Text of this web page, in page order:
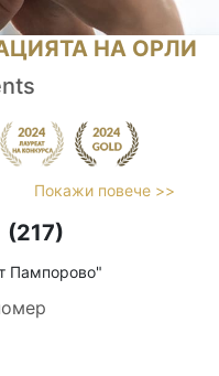
НА ОРЛИ
Покажи повече >>
(217)
Пампорово"